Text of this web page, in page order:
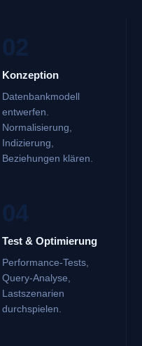
02
Konzeption
Datenbankmodell
entwerfen.
Normalisierung,
Indizierung,
Beziehungen klären.
04
Test & Optimierung
Performance-Tests,
Query-Analyse,
Lastszenarien
durchspielen.